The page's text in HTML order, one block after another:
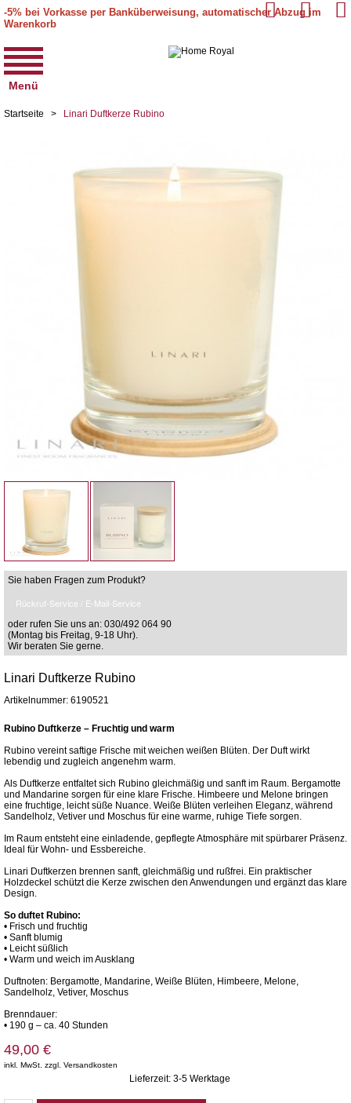
-5% bei Vorkasse per Banküberweisung, automatischer Abzug im
Warenkorb
Menü
Startseite > Linari Duftkerze Rubino
Sie haben Fragen zum Produkt?
Rückruf-Service / E-Mail-Service
oder rufen Sie uns an: 030/492 064 90
(Montag bis Freitag, 9-18 Uhr).
Wir beraten Sie gerne.
Linari Duftkerze Rubino
Artikelnummer: 6190521
Rubino Duftkerze – Fruchtig und warm
Rubino vereint saftige Frische mit weichen weißen Blüten. Der Duft wirkt
lebendig und zugleich angenehm warm.
Als Duftkerze entfaltet sich Rubino gleichmäßig und sanft im Raum. Bergamotte
und Mandarine sorgen für eine klare Frische. Himbeere und Melone bringen
eine fruchtige, leicht süße Nuance. Weiße Blüten verleihen Eleganz, während
Sandelholz, Vetiver und Moschus für eine warme, ruhige Tiefe sorgen.
Im Raum entsteht eine einladende, gepflegte Atmosphäre mit spürbarer Präsenz.
Ideal für Wohn- und Essbereiche.
Linari Duftkerzen brennen sanft, gleichmäßig und rußfrei. Ein praktischer
Holzdeckel schützt die Kerze zwischen den Anwendungen und ergänzt das klare
Design.
So duftet Rubino:
• Frisch und fruchtig
• Sanft blumig
• Leicht süßlich
• Warm und weich im Ausklang
Duftnoten: Bergamotte, Mandarine, Weiße Blüten, Himbeere, Melone,
Sandelholz, Vetiver, Moschus
Brenndauer:
• 190 g – ca. 40 Stunden
49,00 €
inkl. MwSt. zzgl. Versandkosten
Lieferzeit: 3-5 Werktage